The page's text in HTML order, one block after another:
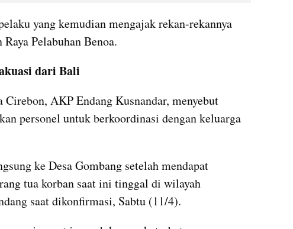
yang kemudian mengajak rekan-rekannya
Pelabuhan Benoa.
dari Bali
AKP Endang Kusnandar, menyebut
personel untuk berkoordinasi dengan keluarga
ke Desa Gombang setelah mendapat
tua korban saat ini tinggal di wilayah
saat dikonfirmasi, Sabtu (11/4).